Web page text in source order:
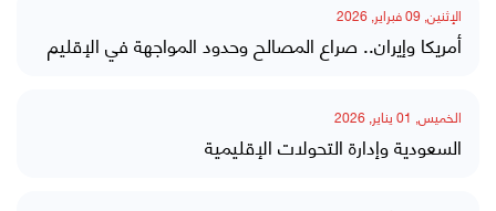
الإثنين, 09 فبراير, 2026
أمريكا وإيران.. صراع المصالح وحدود المواجهة في الإقليم
الخميس, 01 يناير, 2026
السعودية وإدارة التحولات الإقليمية